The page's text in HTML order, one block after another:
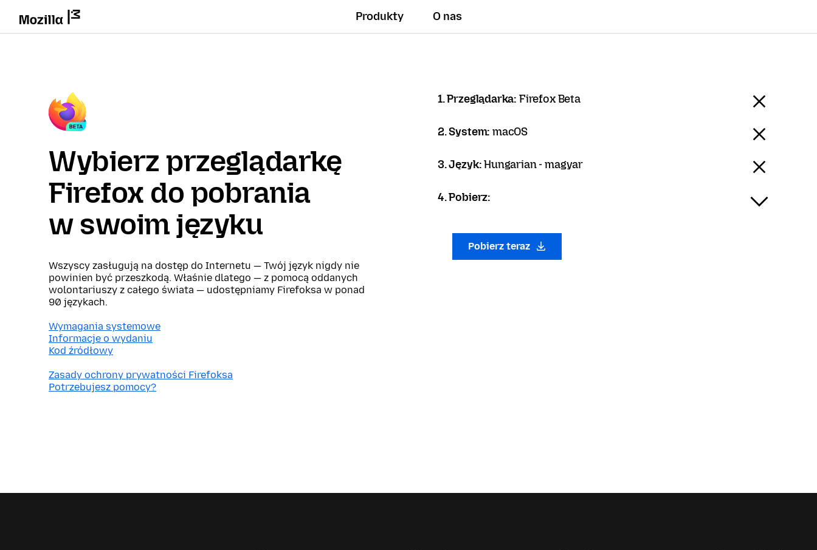
Produkty O nas
Wybierz przeglądarkę
Firefox do pobrania
w swoim języku
Wszyscy zasługują na dostęp do Internetu — Twój język nigdy nie
powinien być przeszkodą. Właśnie dlatego — z pomocą oddanych
wolontariuszy z całego świata — udostępniamy Firefoksa w ponad
90 językach.
Wymagania systemowe
Informacje o wydaniu
Kod źródłowy
Zasady ochrony prywatności Firefoksa
Potrzebujesz pomocy?
1. Przeglądarka: Firefox Beta
2. System:macOS
3. Język:Hungarian - magyar
4. Pobierz:
Pobierz teraz